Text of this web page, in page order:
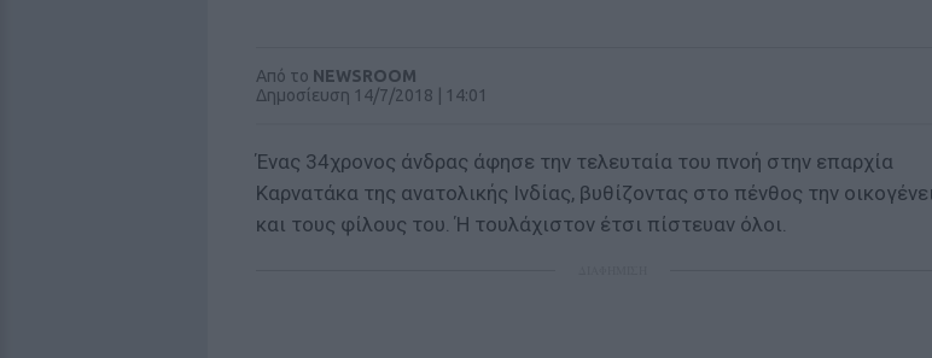
Από το NEWSROOM
Δημοσίευση 14/7/2018 | 14:01
Ένας 34χρονος άνδρας άφησε την τελευταία του πνοή στην επαρχία
Καρνατάκα της ανατολικής Ινδίας, βυθίζοντας στο πένθος την
και τους φίλους του. Ή τουλάχιστον έτσι πίστευαν όλοι.